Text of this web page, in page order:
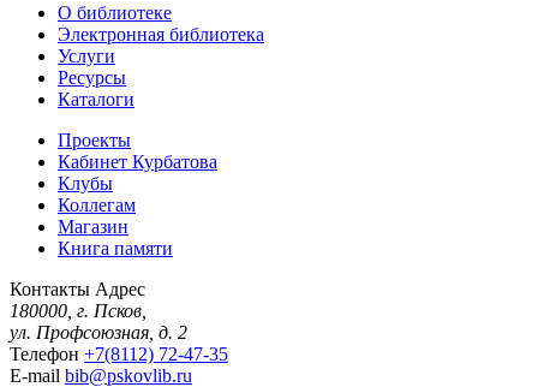
О библиотеке
Электронная библиотека
Услуги
Ресурсы
Каталоги
Проекты
Кабинет Курбатова
Клубы
Коллегам
Магазин
Книга памяти
Контакты Адрес
180000, г. Псков,
ул. Профсоюзная, д. 2
Телефон +7(8112) 72-47-35
E-mail bib@pskovlib.ru